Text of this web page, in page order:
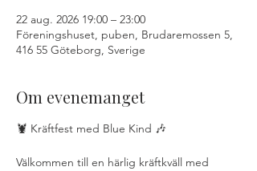
22 aug. 2026 19:00 – 23:00
Föreningshuset, puben, Brudaremossen 5,
416 55 Göteborg, Sverige
Om evenemanget
🦞 Kräftfest med Blue Kind 🎶
Välkommen till en härlig kräftkväll med